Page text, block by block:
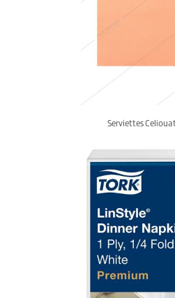
Serviettes